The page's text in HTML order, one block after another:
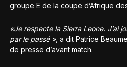
groupe E de la coupe d’Afrique
«Je respecte la Sierra Leone. J’ai
par le passé », a dit Patrice
de presse d’avant match.